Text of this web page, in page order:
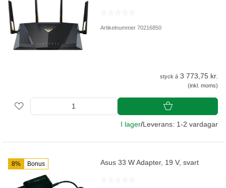
Artikelnummer 70216850
styck á 3 773,75 kr.
(inkl. moms)
I lager/Leverans: 1-2 vardagar
8% Bonus Asus 33 W Adapter, 19 V, svart